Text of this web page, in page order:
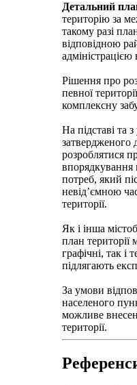
Детальний
територію за
такому разі
відповідною
Рішення про
певної
комплексну
На підставі та
затвердженого
розроблятися
впорядкування
потреб, який
невід’ємною
території.
Як і інша
план території
графічні, так і
підлягають
За умови
населеного
можливе
території.